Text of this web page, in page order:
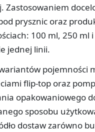
Zastosowaniem
prysznic oraz
100 ml, 250 ml
jednej linii.
pojemności
flip-top oraz
opakowaniowego
sposobu
dostaw zarówno